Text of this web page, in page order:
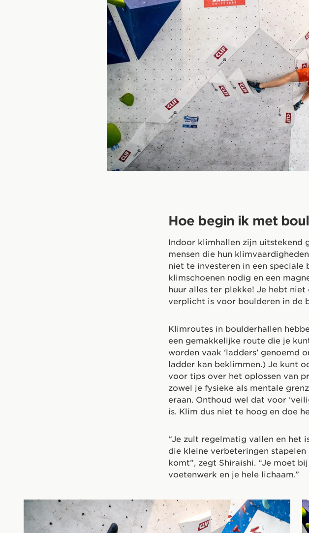
Hoe begin ik met
Indoor klimhallen zijn uitstekend
mensen die hun
niet te investeren in een
klimschoenen nodig en een
huur alles ter plekke! Je hebt
verplicht is voor boulderen in de
Klimroutes in boulderhallen
een gemakkelijke route die je
worden vaak ‘ladders’ genoemd
ladder kan beklimmen.) Je kunt
voor tips over het oplossen van
zowel je fysieke als mentale
eraan. Onthoud wel dat voor
is. Klim dus niet te hoog en doe
“Je zult regelmatig vallen en het
die kleine verbeteringen
komt”, zegt Shiraishi. “Je moet
voetenwerk en je hele lichaam.”